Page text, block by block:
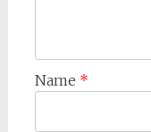
Name *